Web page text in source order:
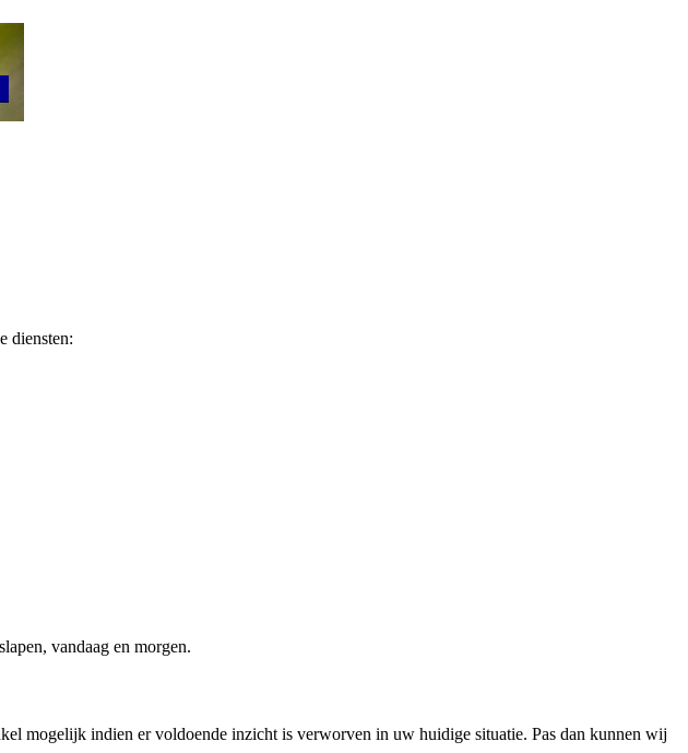
diensten:
vandaag en morgen.
mogelijk indien er voldoende inzicht is verworven in uw huidige situatie. Pas dan kunnen wij